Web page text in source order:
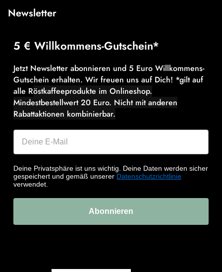
Newsletter
5 € Willkommens-Gutschein*
Jetzt Newsletter abonnieren und 5 Euro Willkommens-
Gutschein erhalten. Wir freuen uns auf Dich! *gilt auf
alle Röstkaffeeprodukte im Onlineshop.
Mindestbestellwert 20 Euro. Nicht mit anderen
Rabattaktionen kombinierbar.
Deine Privatsphäre ist uns wichtig. Deine Daten werden sicher
gespeichert und gemäß unserer Datenschutzrichtlinie
verwendet.
Abonnieren